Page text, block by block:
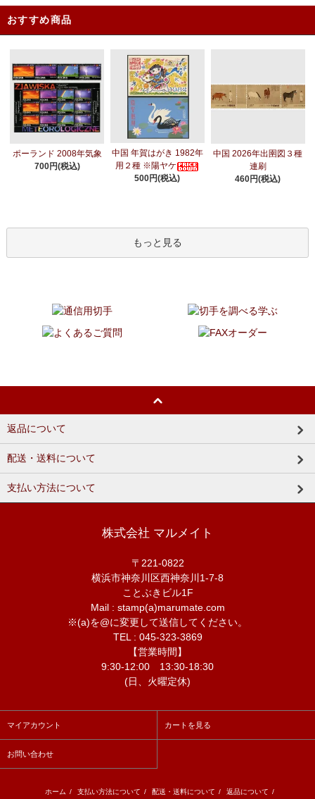
おすすめ商品
ポーランド 2008年気象
700円(税込)
中国 年賀はがき 1982年
用２種 ※陽ヤケ
500円(税込)
中国 2026年出圉図３種
連刷
460円(税込)
もっと見る
返品について
配送・送料について
支払い方法について
株式会社 マルメイト
〒221-0822
横浜市神奈川区西神奈川1-7-8
ことぶきビル1F
Mail : stamp(a)marumate.com
※(a)を@に変更して送信してください。
TEL : 045-323-3869
【営業時間】
9:30-12:00 13:30-18:30
(日、火曜定休)
マイアカウント カートを見る
お問い合わせ
ホーム / 支払い方法について / 配送・送料について / 返品について /